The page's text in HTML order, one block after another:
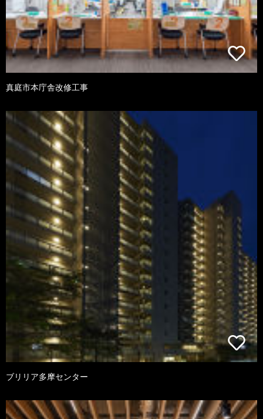
真庭市本庁舎改修工事
ブリリア多摩センター